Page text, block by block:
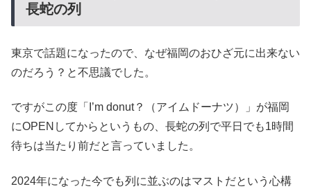
長蛇の列
東京で話題になったので、なぜ福岡のおひざ元に出来ない
のだろう？と不思議でした。
ですがこの度「I’m donut？（アイムドーナツ）」が福岡
にOPENしてからというもの、長蛇の列で平日でも1時間
待ちは当たり前だと言っていました。
2024年になった今でも列に並ぶのはマストだという心構